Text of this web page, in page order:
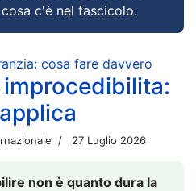
c'è nel fascicolo.
cosa fare davvero
27 Luglio 2026
non è quanto dura la